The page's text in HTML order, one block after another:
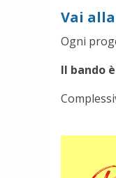
Vai
Ogni
Il bando